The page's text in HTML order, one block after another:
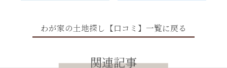
わが家の土地探し【口コミ】一覧に戻る
関連記事